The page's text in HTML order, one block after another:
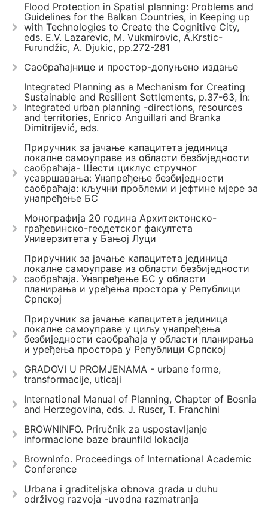
Flood Protection in Spatial planning: Problems and
Guidelines for the Balkan Countries, in Keeping up
with Technologies to Create the Cognitive City,
eds. E.V. Lazarevic, M. Vukmirovic, A.Krstic-
Furundžic, A. Djukic, pp.272-281
Саобраћајнице и простор-допуњено издање
Integrated Planning as a Mechanism for Creating
Sustainable and Resilient Settlements, p.37-63, In:
Integrated urban planning -directions, resources
and territories, Enrico Anguillari and Branka
Dimitrijević, eds.
Приручник за јачање капацитета јединица
локалне самоуправе из области безбиједности
саобраћаја- Шести циклус стручног
усавршавања: Унапређење безбиједности
саобраћаја: кључни проблеми и јефтине мјере за
унапређење БС
Монографија 20 година Архитектонско-
грађевинско-геодетског факултета
Универзитета у Бањој Луци
Приручник за јачање капацитета јединица
локалне самоуправе из области безбиједности
саобраћаја. Унапређење БС у области
планирања и уређења простора у Републици
Српској
Приручник за јачање капацитета јединица
локалне самоуправе у циљу унапређења
безбиједности саобраћаја у области планирања
и уређења простора у Републици Српској
GRADOVI U PROMJENAMA - urbane forme,
transformacije, uticaji
International Manual of Planning, Chapter of Bosnia
and Herzegovina, eds. J. Ruser, T. Franchini
BROWNINFO. Priručnik za uspostavljanje
informacione baze braunfild lokacija
BrownInfo. Proceedings of International Academic
Conference
Urbana i graditeljska obnova grada u duhu
održivog razvoja -uvodna razmatranja